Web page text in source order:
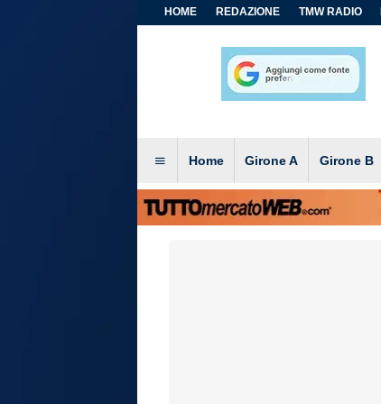
HOME REDAZIONE TMW RADIO
Home Girone A Girone B